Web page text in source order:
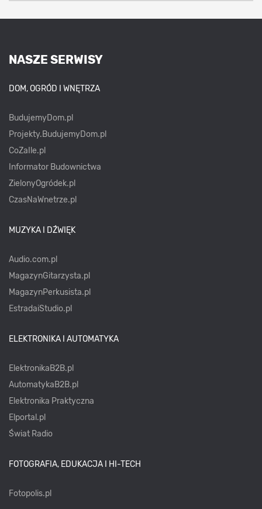
NASZE SERWISY
DOM, OGRÓD I WNĘTRZA
BudujemyDom.pl
Projekty.BudujemyDom.pl
CoZaIle.pl
Informator Budownictwa
ZielonyOgródek.pl
CzasNaWnetrze.pl
MUZYKA I DŹWIĘK
Audio.com.pl
MagazynGitarzysta.pl
MagazynPerkusista.pl
EstradaiStudio.pl
ELEKTRONIKA I AUTOMATYKA
ElektronikaB2B.pl
AutomatykaB2B.pl
Elektronika Praktyczna
Elportal.pl
Świat Radio
FOTOGRAFIA, EDUKACJA I HI-TECH
Fotopolis.pl